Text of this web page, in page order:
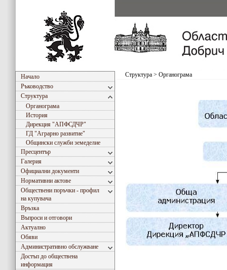
Начало
Ръководство
Структура
Органограма
История
Дирекция "АПФСДЧР"
ГД "Аграрно развитие"
Общински служби земеделие
Пресцентър
Галерия
Официални документи
Нормативни актове
Обществени поръчки - профил
на купувача
Връзка
Въпроси и отговори
Актуално
Обяви
Административно обслужване
Достъп до обществена
информация
Структура > Органограма